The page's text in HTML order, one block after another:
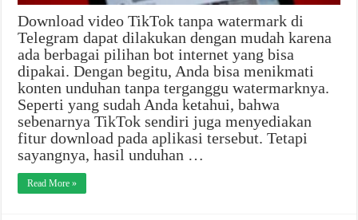
Download video TikTok tanpa watermark di
Telegram dapat dilakukan dengan mudah karena
ada berbagai pilihan bot internet yang bisa
dipakai. Dengan begitu, Anda bisa menikmati
konten unduhan tanpa terganggu watermarknya.
Seperti yang sudah Anda ketahui, bahwa
sebenarnya TikTok sendiri juga menyediakan
fitur download pada aplikasi tersebut. Tetapi
sayangnya, hasil unduhan …
Read More »